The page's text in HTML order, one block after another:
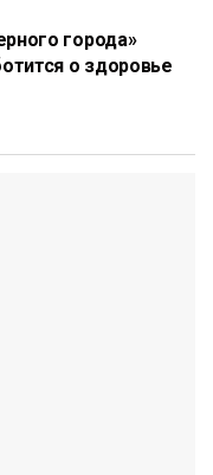
города»
о здоровье